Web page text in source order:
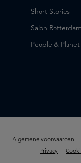
Short Stories
Salon Rotterdam
People & Planet
Algemene voorwaarden
Privacy